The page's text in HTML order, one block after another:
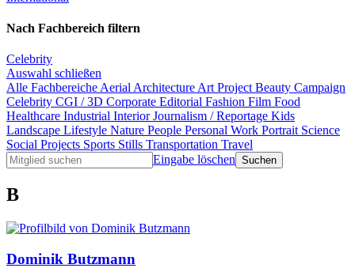
Nach Fachbereich filtern
Celebrity
Auswahl schließen
Alle Fachbereiche Aerial Architecture Art Project Beauty Campaign
Celebrity CGI / 3D Corporate Editorial Fashion Film Food
Healthcare Industrial InteriorJournalism / Reportage Kids
Landscape Lifestyle Nature People Personal Work Portrait Science
Social Projects Sports Stills Transportation Travel
Eingabe löschen
B
Dominik Butzmann